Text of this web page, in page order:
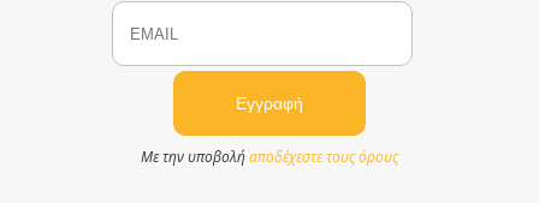
Email
Με την υποβολήαποδέχεστε τους όρους